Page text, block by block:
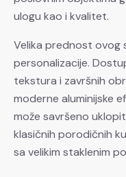
ulogu kao i kvalitet.
Velika prednost ovog
personalizacije.
tekstura i završnih
moderne aluminijske
može savršeno
klasičnih porodičnih
sa velikim staklenim